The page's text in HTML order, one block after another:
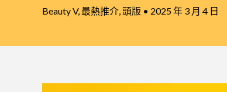
Beauty V, 最熱推介 頭版 • 2025 年 3 月 4 日